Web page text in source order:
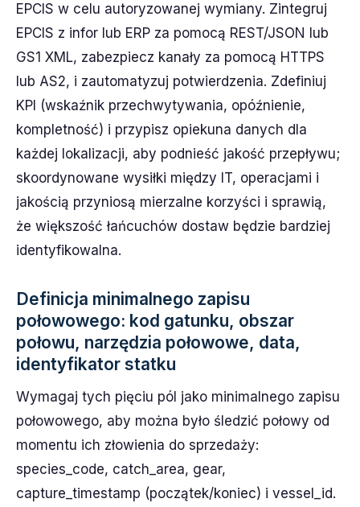
EPCIS w celu autoryzowanej wymiany. Zintegruj
EPCIS z infor lub ERP za pomocą REST/JSON lub
GS1 XML, zabezpiecz kanały za pomocą HTTPS
lub AS2, i zautomatyzuj potwierdzenia. Zdefiniuj
KPI (wskaźnik przechwytywania, opóźnienie,
kompletność) i przypisz opiekuna danych dla
każdej lokalizacji, aby podnieść jakość przepływu;
skoordynowane wysiłki między IT, operacjami i
jakością przyniosą mierzalne korzyści i sprawią,
że większość łańcuchów dostaw będzie bardziej
identyfikowalna.
Definicja minimalnego zapisu
połowowego: kod gatunku, obszar
połowu, narzędzia połowowe, data,
identyfikator statku
Wymagaj tych pięciu pól jako minimalnego zapisu
połowowego, aby można było śledzić połowy od
momentu ich złowienia do sprzedaży:
species_code, catch_area, gear,
capture_timestamp (początek/koniec) i vessel_id.